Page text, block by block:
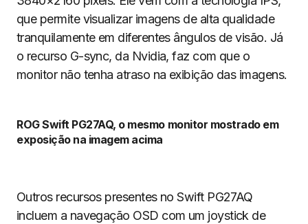
que permite visualizar imagens de alta qualidade
tranquilamente em diferentes ângulos de visão. Já
o recurso G-sync, da Nvidia, faz com que o
monitor não tenha atraso na exibição das imagens.
ROG Swift PG27AQ, o mesmo monitor mostrado em
exposição na imagem acima
Outros recursos presentes no Swift PG27AQ
incluem a navegação OSD com um joystick de